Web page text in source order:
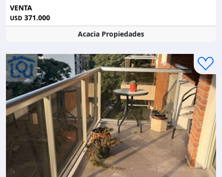
VENTA
USD 371.000
Acacia Propiedades